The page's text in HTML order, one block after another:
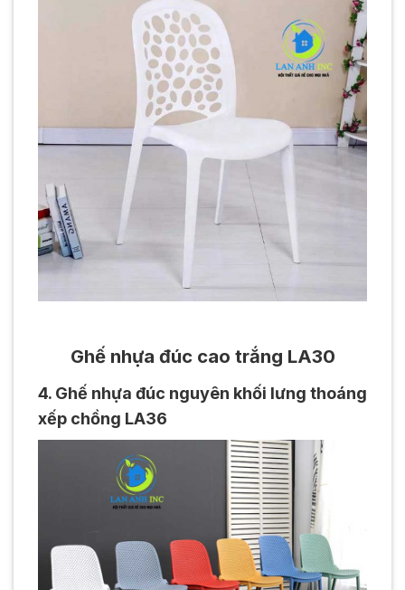
Ghế nhựa đúc cao trắng LA30
4. Ghế nhựa đúc nguyên khối lưng thoáng
xếp chồng LA36